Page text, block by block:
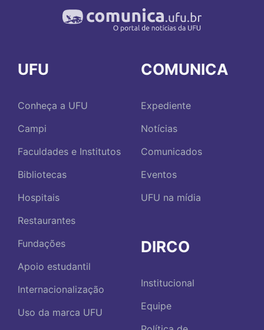
UFU
Conheça a UFU
Campi
Faculdades e Institutos
Bibliotecas
Hospitais
Restaurantes
Fundações
Apoio estudantil
Internacionalização
Uso da marca UFU
COMUNICA
Expediente
Notícias
Comunicados
Eventos
UFU na mídia
DIRCO
Institucional
Equipe